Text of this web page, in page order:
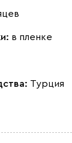
в пленке
Турция